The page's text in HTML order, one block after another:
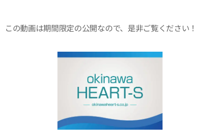
この動画は期間限定の公開なので、是非ご覧ください！